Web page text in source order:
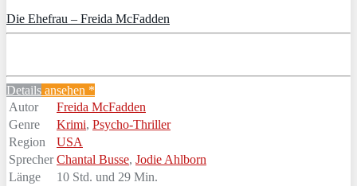
Die Ehefrau – Freida McFadden
Details ansehen *
Autor
Freida McFadden
Genre
Krimi, Psycho-Thriller
Region
USA
Sprecher Chantal Busse, Jodie Ahlborn
Länge
10 Std. und 29 Min.